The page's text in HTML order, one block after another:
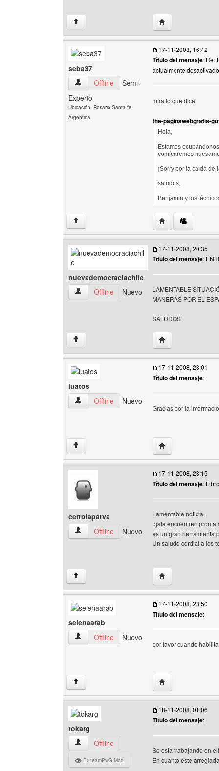
↑ Visitar sitio web
seba37
seba37 Ver perfil del usuario
Offline
Semi-
Experto
Ubicación: Rosario Santa fe
Argentina
17-11-2008, 16:42
Título del mensaje: Re:
actualmente desactivado
mira lo que dice
the-paginawebgratis-
Hola,
Estamos
comicaremos
¡Sorry por la caída de
saludos,
Benjamin y los
↑ Visitar sitio web
nuevademocraciachile
nuevademocraciachile Ver perfil del usuario
Offline Nuevo
17-11-2008, 20:35
Título del mensaje:
LAMENTABLE
MANERAS POR EL
SALUDOS
↑ Visitar sitio web
luatos
luatos Ver perfil del usuario
Offline Nuevo
17-11-2008, 23:01
Título del mensaje:
Gracias por la
↑ Visitar sitio web
cerrolaparva
cerrolaparva Ver perfil del usuario
Offline Nuevo
17-11-2008, 23:15
Título del mensaje:
Lamentable noticia,
ojalá encuentren pronta
es un gran herramienta
Un saludo cordial a los
↑ Visitar sitio web
selenaarab
selenaarab Ver perfil del usuario
Offline Nuevo
17-11-2008, 23:50
Título del mensaje:
por favor cuando
↑ Visitar sitio web
tokarg
tokarg Ver perfil del usuario
Offline
Ex-teamPwG-Mod
18-11-2008, 01:06
Título del mensaje:
Se esta trabajando en
En cuanto este